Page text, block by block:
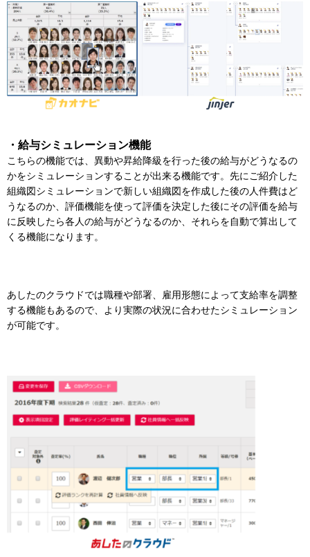
・給与シミュレーション機能
こちらの機能では、異動や昇給降級を行った後の給与がどうなるの
かをシミュレーションすることが出来る機能です。先にご紹介した
組織図シミュレーションで新しい組織図を作成した後の人件費はど
うなるのか、評価機能を使って評価を決定した後にその評価を給与
に反映したら各人の給与がどうなるのか、それらを自動で算出して
くる機能になります。
あしたのクラウドでは職種や部署、雇用形態によって支給率を調整
する機能もあるので、より実際の状況に合わせたシミュレーション
が可能です。